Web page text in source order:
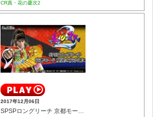
CR真・花の慶次2
2017年12月06日
SPSPロングリーチ 京都モード 莫逆の友ゆえに